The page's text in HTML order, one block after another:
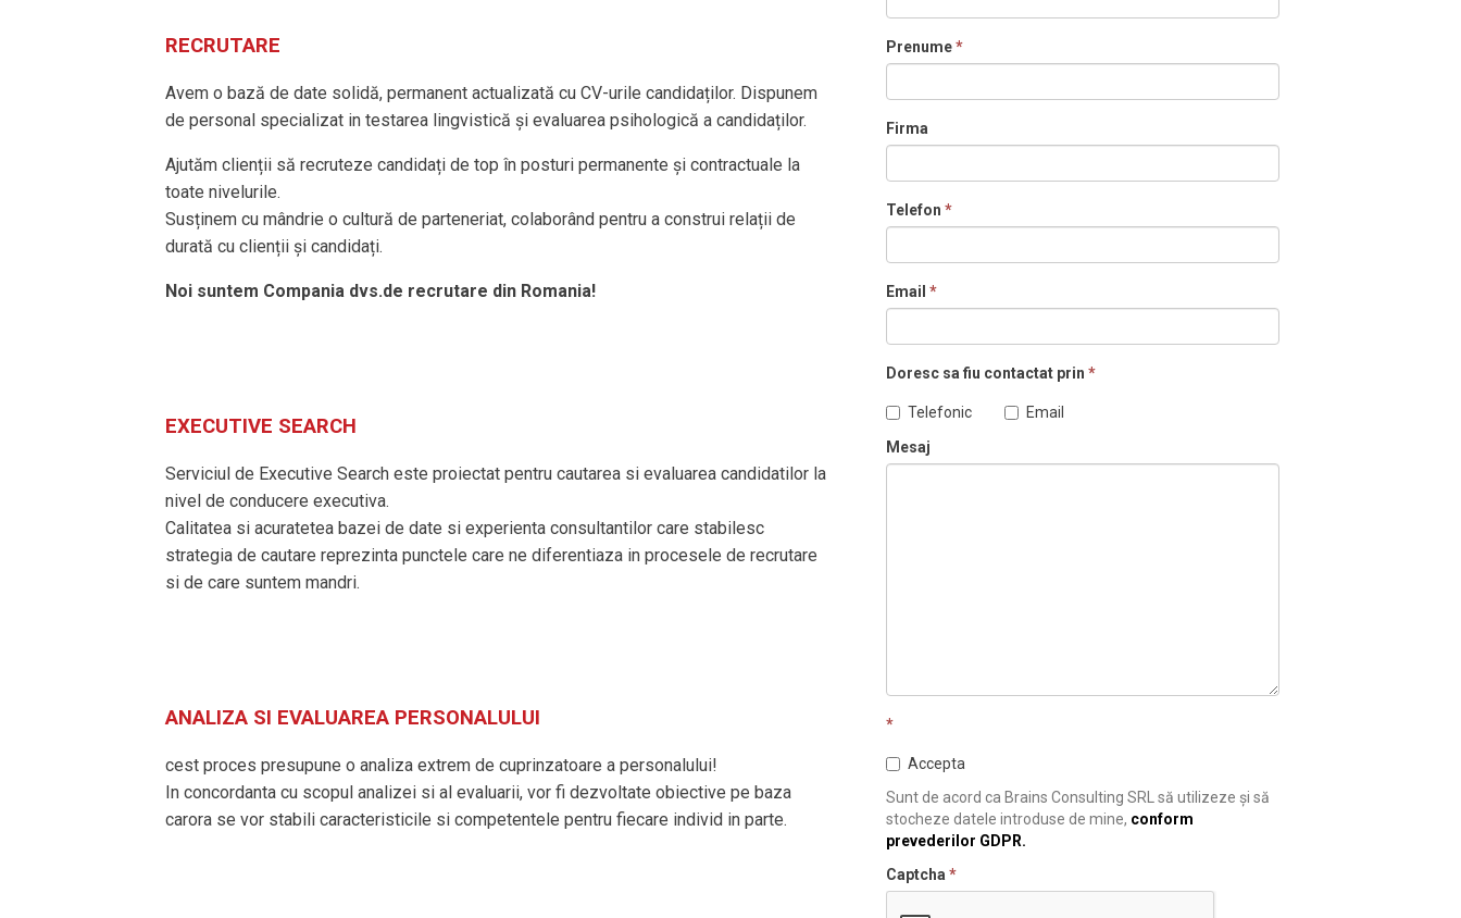
RECRUTARE
Avem o bază de date solidă, permanent actualizată cu CV-urile candidaților. Dispunem
de personal specializat in testarea lingvistică și evaluarea psihologică a candidaților.
Ajutăm clienții să recruteze candidați de top în posturi permanente și contractuale la
toate nivelurile.
Susținem cu mândrie o cultură de parteneriat, colaborând pentru a construi relații de
durată cu clienții și candidați.
Noi suntem Compania dvs.de recrutare din Romania!
EXECUTIVE SEARCH
Serviciul de Executive Search este proiectat pentru cautarea si evaluarea candidatilor la
nivel de conducere executiva.
Calitatea si acuratetea bazei de date si experienta consultantilor care stabilesc
strategia de cautare reprezinta punctele care ne diferentiaza in procesele de recrutare
si de care suntem mandri.
ANALIZA SI EVALUAREA PERSONALULUI
cest proces presupune o analiza extrem de cuprinzatoare a personalului!
In concordanta cu scopul analizei si al evaluarii, vor fi dezvoltate obiective pe baza
carora se vor stabili caracteristicile si competentele pentru fiecare individ in parte.
Prenume*
Firma
Telefon *
Email *
Doresc sa fiu contactat prin *
Telefonic
Email
Mesaj
*
Accepta
Sunt de acord ca Brains Consulting SRL să utilizeze și să
stocheze datele introduse de mine, conform
prevederilor GDPR.
Captcha *